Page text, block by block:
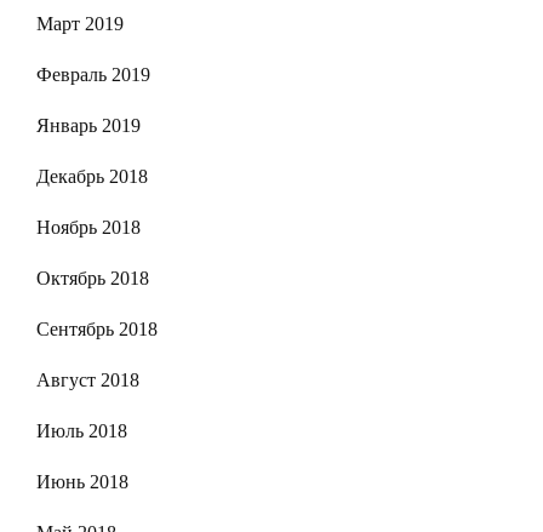
Март 2019
Февраль 2019
Январь 2019
Декабрь 2018
Ноябрь 2018
Октябрь 2018
Сентябрь 2018
Август 2018
Июль 2018
Июнь 2018